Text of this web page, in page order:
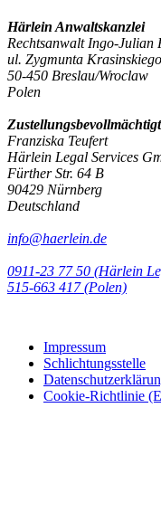
Härlein Anwaltskanzlei
Rechtsanwalt Ingo-Julian
ul. Zygmunta
50-450 Breslau/Wroclaw
Polen
Franziska Teufert
Härlein Legal Services
Fürther Str. 64 B
90429 Nürnberg
Deutschland
info@haerlein.de
0911-23 77 50 (Härlein
‭515-663 417 (Polen)‬‬‬
Impressum
Schlichtungsstelle
Cookie-Richtlinie